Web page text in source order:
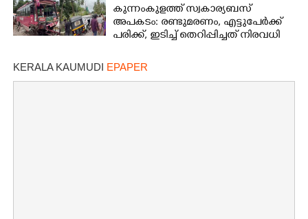
കുന്നംകുളത്ത് സ്വകാര്യബസ്
അപകടം: രണ്ടുമരണം, എട്ടുപേർക്ക്
പരിക്ക്, ഇടിച്ച് തെറിപ്പിച്ചത് നിരവധി
KERALA KAUMUDI EPAPER